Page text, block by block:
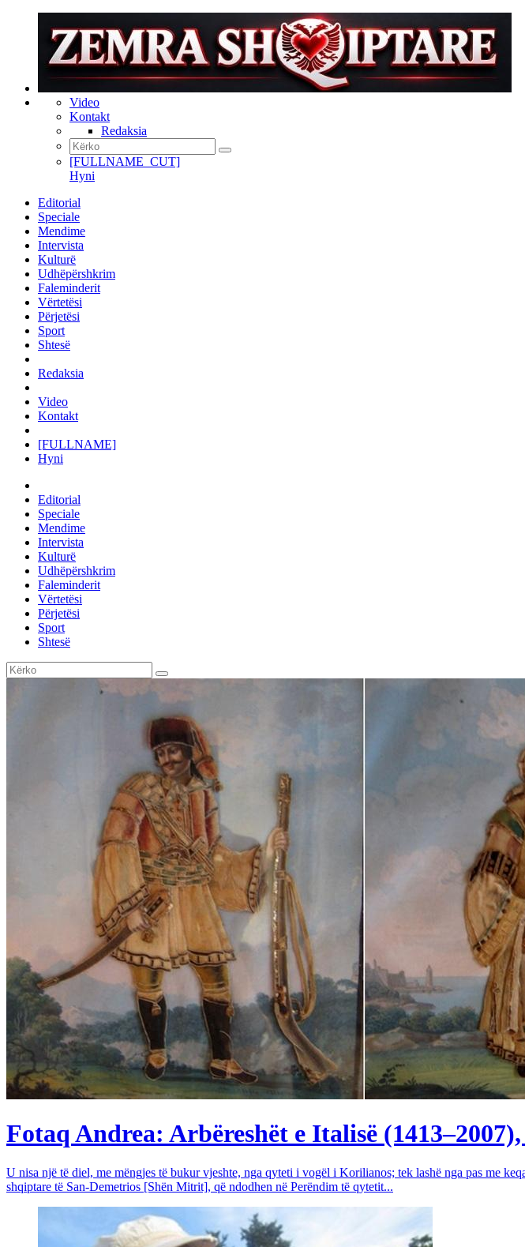
Video
Kontakt
Redaksia
[FULLNAME_CUT]
Hyni
Editorial
Speciale
Mendime
Intervista
Kulturë
Udhëpërshkrim
Faleminderit
Vërtetësi
Përjetësi
Sport
Shtesë
Redaksia
Video
Kontakt
[FULLNAME]
Hyni
Editorial
Speciale
Mendime
Intervista
Kulturë
Udhëpërshkrim
Faleminderit
Vërtetësi
Përjetësi
Sport
Shtesë
Fotaq Andrea: Arbëreshët e Italisë
U nisa një të diel, me mëngjes të bukur vjeshte, nga qyteti i vogël i Korilianos; tek lashë nga pas me
shqiptare të San-Demetrios [Shën Mitrit], që ndodhen në Perëndim të qytetit...